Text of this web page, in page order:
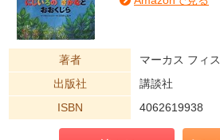
著者
マーカス フィ
出版社
講談社
ISBN
4062619938